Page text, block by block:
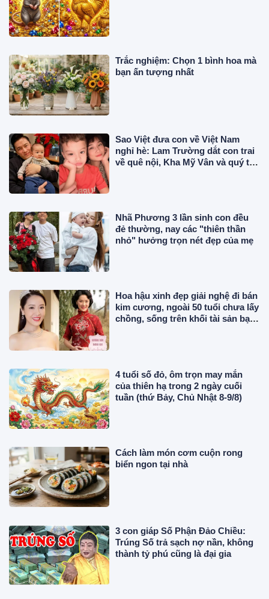
Trắc nghiệm: Chọn 1 bình hoa mà
bạn ấn tượng nhất
Sao Việt đưa con về Việt Nam
nghỉ hè: Lam Trường dắt con trai
về quê nội, Kha Mỹ Vân và quý tử
Nhã Phương 3 lần sinh con đều
đẻ thường, nay các "thiên thần
nhỏ" hưởng trọn nét đẹp của mẹ
Hoa hậu xinh đẹp giải nghệ đi bán
kim cương, ngoài 50 tuổi chưa lấy
chồng, sống trên khối tài sản bạc
4 tuổi số đỏ, ôm trọn may mắn
của thiên hạ trong 2 ngày cuối
tuần (thứ Bảy, Chủ Nhật 8-9/8)
Cách làm món cơm cuộn rong
biển ngon tại nhà
3 con giáp Số Phận Đảo Chiều:
Trúng Số trả sạch nợ nần, không
thành tỷ phú cũng là đại gia